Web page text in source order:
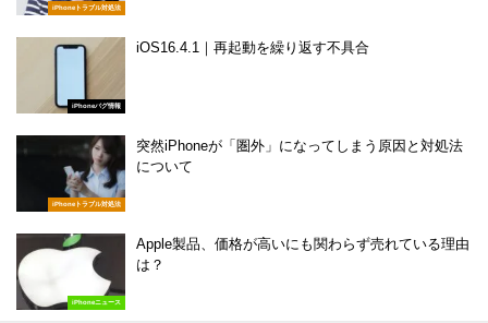
iPhoneトラブル対処法
iPhoneバグ情報
iOS16.4.1｜再起動を繰り返す不具合
iPhoneトラブル対処法
突然iPhoneが「圏外」になってしまう原因と対処法
について
iPhoneニュース
Apple製品、価格が高いにも関わらず売れている理由
は？